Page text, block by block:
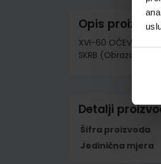
gallery
Opis
XVI-60 OČEVIDNIK
SKRB (Obrazac
Detalji
Šifra proizvoda
Jedinična mjera